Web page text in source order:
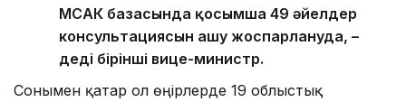
МСАК базасында қосымша 49 әйелдер
консультациясын ашу жоспарлануда, –
деді бірінші вице-министр.
Сонымен қатар ол өңірлерде 19 облыстық